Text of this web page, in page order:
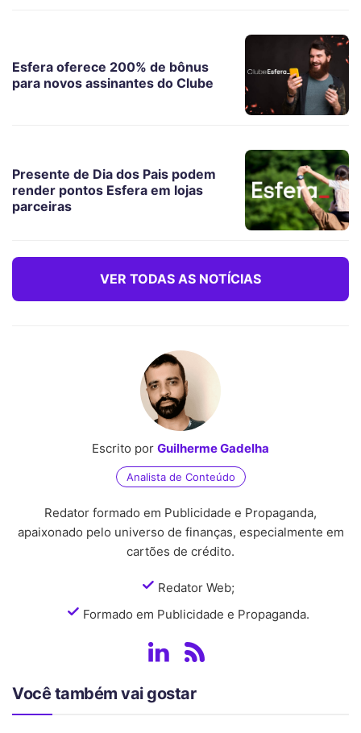
Esfera oferece 200% de bônus
para novos assinantes do Clube
Presente de Dia dos Pais podem
render pontos Esfera em lojas
parceiras
VER TODAS AS NOTÍCIAS
Escrito por Guilherme Gadelha
Analista de Conteúdo
Redator formado em Publicidade e Propaganda,
apaixonado pelo universo de finanças, especialmente em
cartões de crédito.
Redator Web;
Formado em Publicidade e Propaganda.
Você também vai gostar